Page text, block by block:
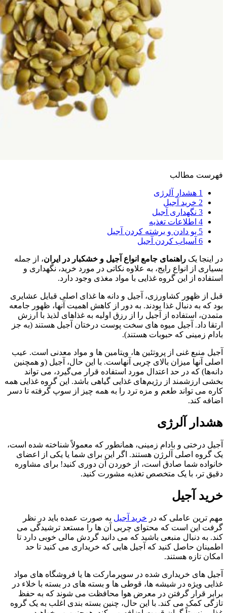
فهرست مطالب
1 هشدار آلرژی
2 خرید آجیل
3 نگهداری آجیل
4 اطلاعات تغذیه
5 بو دادن و برشته کردن آجیل
6 آسیاب کردن آجیل
در اینجا یک راهنمای جامع انواع آجیل و خشکبار در ایران، از جمله
بسیاری از انواع رایج، به علاوه نکاتی در مورد خرید، نگهداری و
استفاده از این گروه غذایی با مواد مغذی وجود دارد.
قبل از ظهور کشاورزی، آجیل و دانه ها غذای اصلی قبایل عشایری
بود که به دنبال غذا بودند. به دور از کاهش اهمیت آنها، ظهور جامعه
متمدن، استفاده از آجیل را از رزق اولیه به غذاهای لذیذ با ارزش
ارتقا داد. آجیل میوه های سخت پوست درختان آجیل هستند (به جز
بادام زمینی که حبوبات هستند).
آجیل منبع غنی از پروتئین ها، ویتامین ها و مواد معدنی است. عیب
اصلی آنها میزان بالای چربی آنهاست. با این حال، آجیل (و همچنین
دانه‌ها) که در حد اعتدال مورد استفاده قرار می‌گیرد، می‌ تواند
بخشی ارزشمند از رژیم‌های غذایی گیاهی باشد. این گروه غذایی همه
کاره می تواند طعم و مزه ترد را به همه چیز از سوپ گرفته تا دسر
اضافه کند.
هشدار آلرژی
آجیل درختی و بادام زمینی، همانطور که معمولاً شناخته شده است،
یک گروه اصلی آلرژن هستند. اگر این برای شما یا یکی از اعضای
خانواده شما صادق است، از خوردن آن دوری کنید! برای مشاوره
دقیق تر، با یک متخصص تغذیه مشورت کنید.
خرید آجیل
مهم ترین عاملی که در خرید آجیل به صورت عمده باید در نظر
گرفت این است که محتوای چربی آن ها را مستعد ترشیدگی می
کند. به دنبال منبعی باشید که می دانید گردش مالی خوبی دارد تا
اطمینان حاصل کنید که آجیل هایی که خریداری می کنید تا حد
امکان تازه هستند.
آجیل های خریداری شده در سوپرمارکت ها یا فروشگاه های مواد
غذایی ویژه در شیشه ها، قوطی ها و بسته های در بسته با خلاء در
برابر قرار گرفتن در معرض هوا محافظت می شوند که به حفظ
تازگی کمک می کند. با این حال، چنین بسته بندی اغلب به یک گروه